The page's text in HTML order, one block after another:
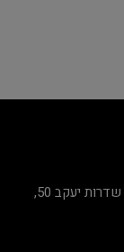
קניון מגדלי העיר קומה 2, שדרות יעקב 50,